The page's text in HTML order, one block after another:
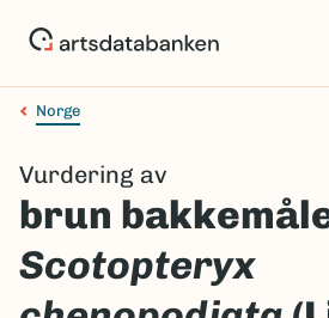
Navigasjonssti
Norge
Vurdering av
brun
Scotopteryx